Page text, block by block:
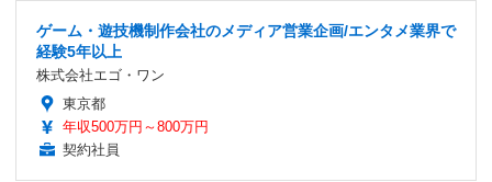
ゲーム・遊技機制作会社のメディア営業企画/エンタメ業界で
経験5年以上
株式会社エゴ・ワン
東京都
年収500万円～800万円
契約社員